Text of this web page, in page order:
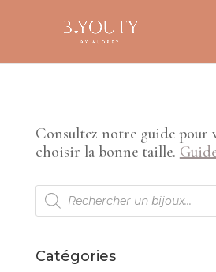
Consultez notre guide pour
choisir la bonne taille.
Recherche
de
produits
Catégories